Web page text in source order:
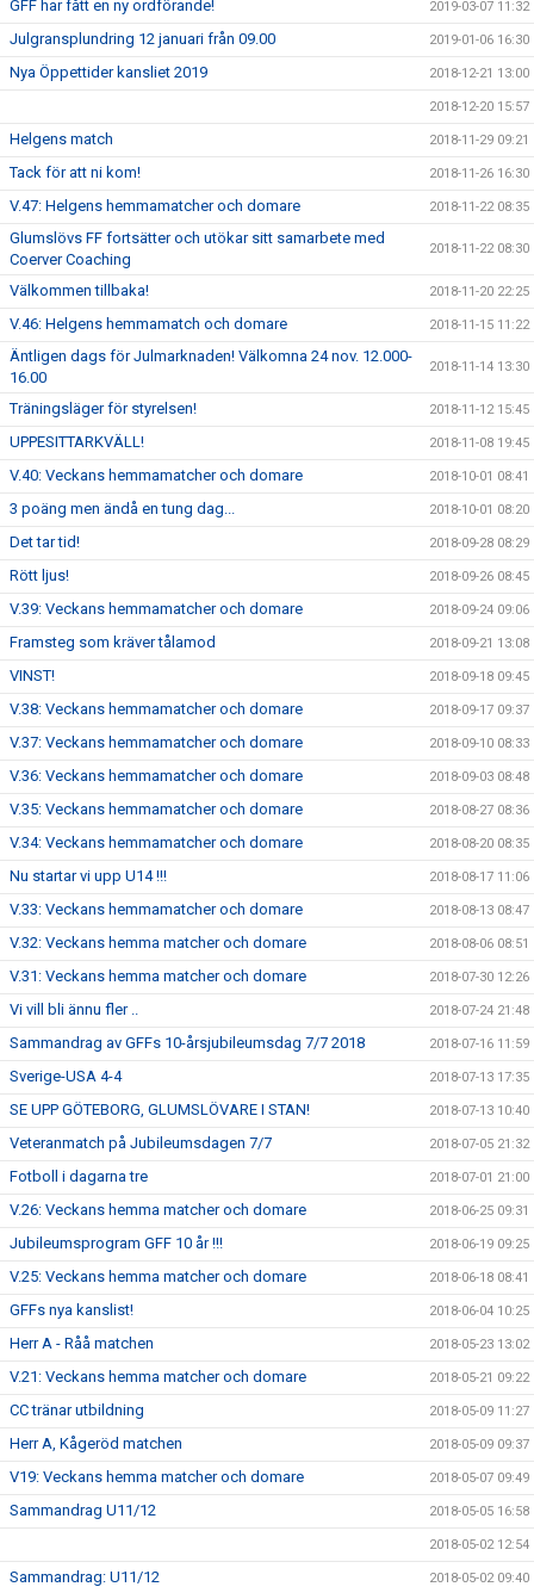
GFF har fått en ny ordförande! 2019-03-07 11:32
Julgransplundring 12 januari från 09.00 2019-01-06 16:30
Nya Öppettider kansliet 2019 2018-12-21 13:00
2018-12-20 15:57
Helgens match 2018-11-29 09:21
Tack för att ni kom! 2018-11-26 16:30
V.47: Helgens hemmamatcher och domare 2018-11-22 08:35
Glumslövs FF fortsätter och utökar sitt samarbete med
Coerver Coaching
2018-11-22 08:30
Välkommen tillbaka! 2018-11-20 22:25
V.46: Helgens hemmamatch och domare 2018-11-15 11:22
Äntligen dags för Julmarknaden! Välkomna 24 nov. 12.000-
16.00
2018-11-14 13:30
Träningsläger för styrelsen! 2018-11-12 15:45
UPPESITTARKVÄLL! 2018-11-08 19:45
V.40: Veckans hemmamatcher och domare 2018-10-01 08:41
3 poäng men ändå en tung dag... 2018-10-01 08:20
Det tar tid! 2018-09-28 08:29
Rött ljus! 2018-09-26 08:45
V.39: Veckans hemmamatcher och domare 2018-09-24 09:06
Framsteg som kräver tålamod 2018-09-21 13:08
VINST! 2018-09-18 09:45
V.38: Veckans hemmamatcher och domare 2018-09-17 09:37
V.37: Veckans hemmamatcher och domare 2018-09-10 08:33
V.36: Veckans hemmamatcher och domare 2018-09-03 08:48
V.35: Veckans hemmamatcher och domare 2018-08-27 08:36
V.34: Veckans hemmamatcher och domare 2018-08-20 08:35
Nu startar vi upp U14 !!! 2018-08-17 11:06
V.33: Veckans hemmamatcher och domare 2018-08-13 08:47
V.32: Veckans hemma matcher och domare 2018-08-06 08:51
V.31: Veckans hemma matcher och domare 2018-07-30 12:26
Vi vill bli ännu fler .. 2018-07-24 21:48
Sammandrag av GFFs 10-årsjubileumsdag 7/7 2018 2018-07-16 11:59
Sverige-USA 4-4 2018-07-13 17:35
SE UPP GÖTEBORG, GLUMSLÖVARE I STAN! 2018-07-13 10:40
Veteranmatch på Jubileumsdagen 7/7 2018-07-05 21:32
Fotboll i dagarna tre 2018-07-01 21:00
V.26: Veckans hemma matcher och domare 2018-06-25 09:31
Jubileumsprogram GFF 10 år !!! 2018-06-19 09:25
V.25: Veckans hemma matcher och domare 2018-06-18 08:41
GFFs nya kanslist! 2018-06-04 10:25
Herr A - Råå matchen 2018-05-23 13:02
V.21: Veckans hemma matcher och domare 2018-05-21 09:22
CC tränar utbildning 2018-05-09 11:27
Herr A, Kågeröd matchen 2018-05-09 09:37
V19: Veckans hemma matcher och domare 2018-05-07 09:49
Sammandrag U11/12 2018-05-05 16:58
2018-05-02 12:54
Sammandrag: U11/12 2018-05-02 09:40